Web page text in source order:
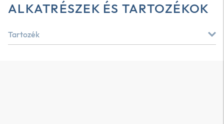
ALKATRÉSZEK ÉS TARTOZÉKOK
Tartozék